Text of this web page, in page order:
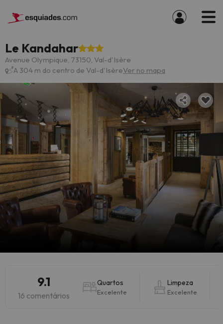
Le Kandahar
Avenue Olympique, 73150, Val-d'Isère
A 304 m do centro de Val-d'IsèreVer no mapa
9.1
16 comentários
Quartos
Excelente
Limpeza
Excelente